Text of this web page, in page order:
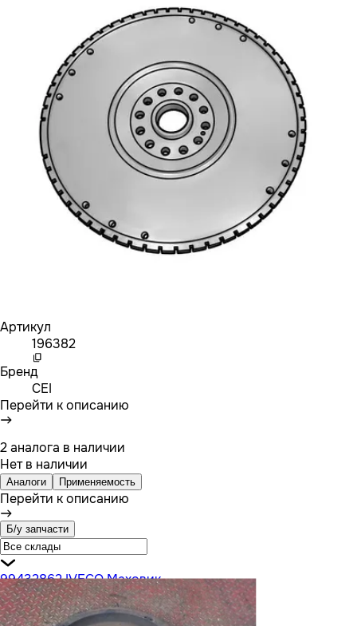
Артикул
196382
Бренд
CEI
Перейти к описанию
2 аналога в наличии
Нет в наличии
Аналоги Применяемость
Перейти к описанию
Б/у запчасти
99432862 IVECO Маховик